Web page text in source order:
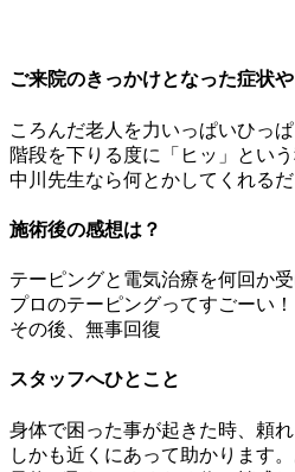
ご来院のきっかけとなった症状
ころんだ老人を力いっぱいひっ
階段を下りる度に「ヒッ」とい
中川先生なら何とかしてくれるだ
施術後の感想は？
テーピングと電気治療を何回か受
プロのテーピングってすごーい！
その後、無事回復
スタッフへひとこと
身体で困った事が起きた時、頼れ
しかも近くにあって助かります